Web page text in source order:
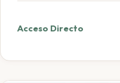
Acceso Directo